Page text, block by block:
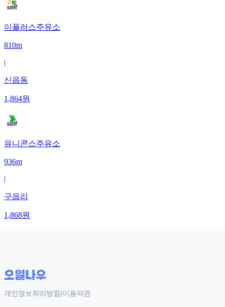
이플러스주유소
810m
|
신읍동
1,864원
유니콘스주유소
936m
|
구읍리
1,868원
개인정보처리방침 |이용약관